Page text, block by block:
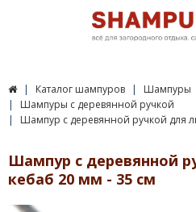
Каталог шампуров
Шампуры
Шампуры с деревянной ручкой
Шампур с деревянной ручкой для
Шампур с деревянной
кебаб 20 мм - 35 см